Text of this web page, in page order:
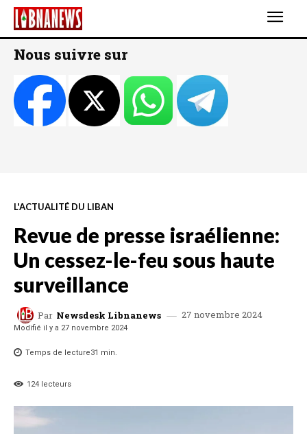
Nous suivre sur
L'ACTUALITÉ DU LIBAN
Revue de presse israélienne:
Un cessez-le-feu sous haute
surveillance
Par Newsdesk Libnanews 27 novembre 2024
Modifié il y a 27 novembre 2024
Temps de lecture31 min.
124 lecteurs